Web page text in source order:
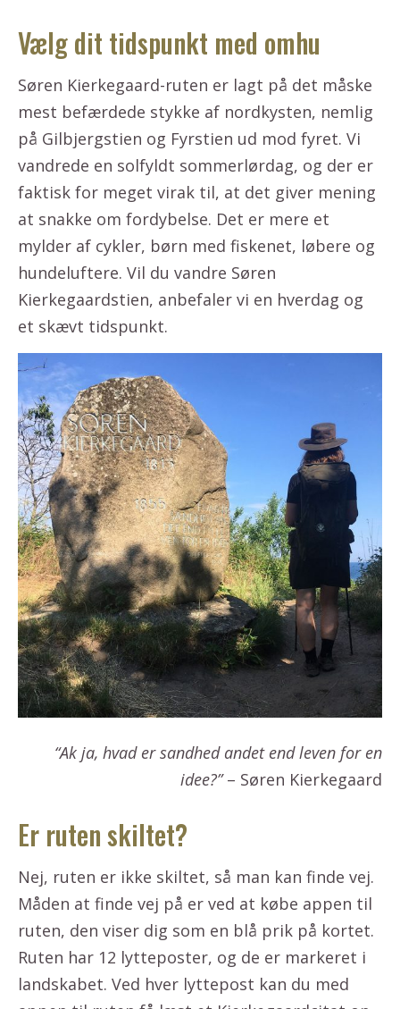
Vælg dit tidspunkt med omhu
Søren Kierkegaard-ruten er lagt på det måske
mest befærdede stykke af nordkysten, nemlig
på Gilbjergstien og Fyrstien ud mod fyret. Vi
vandrede en solfyldt sommerlørdag, og der er
faktisk for meget virak til, at det giver mening
at snakke om fordybelse. Det er mere et
mylder af cykler, børn med fiskenet, løbere og
hundeluftere. Vil du vandre Søren
Kierkegaardstien, anbefaler vi en hverdag og
et skævt tidspunkt.
“Ak ja, hvad er sandhed andet end leven for en
idee?”– Søren Kierkegaard
Er ruten skiltet?
Nej, ruten er ikke skiltet, så man kan finde vej.
Måden at finde vej på er ved at købe appen til
ruten, den viser dig som en blå prik på kortet.
Ruten har 12 lytteposter, og de er markeret i
landskabet. Ved hver lyttepost kan du med